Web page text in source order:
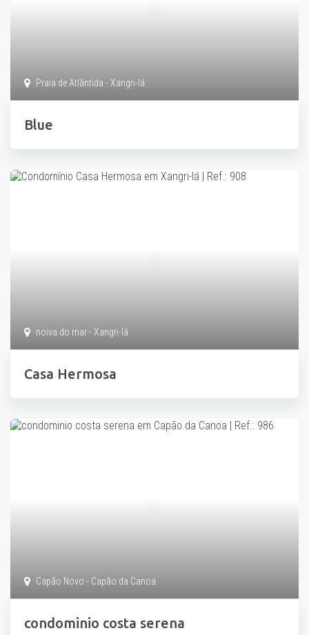
Praia de Atlântida - Xangri-lá
Blue
noiva do mar - Xangri-lá
Casa Hermosa
Capão Novo - Capão da Canoa
condominio costa serena